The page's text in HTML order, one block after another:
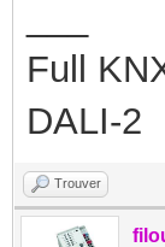
Full
DALI-2
Trouver